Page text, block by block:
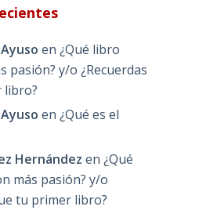
en ¿Qué libro
pasión? y/o ¿Recuerdas
libro?
en ¿Qué es el
Hernández en ¿Qué
más pasión? y/o
tu primer libro?